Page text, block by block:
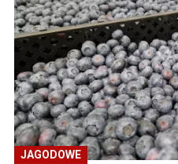
JAGODOWE